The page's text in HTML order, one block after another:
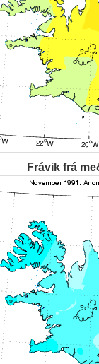
Frávik frá